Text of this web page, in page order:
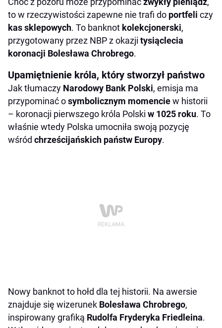
to w rzeczywistości zapewne nie trafi do portfeli czy
kas sklepowych. To banknot kolekcjonerski,
przygotowany przez NBP z okazji tysiąclecia
koronacji Bolesława Chrobrego.
Upamiętnienie króla, który stworzył państwo
Jak tłumaczy Narodowy Bank Polski, emisja ma
przypominać osymbolicznym momenciew historii
– koronacji pierwszego króla Polski w 1025 roku. To
właśnie wtedy Polska umocniła swoją pozycję
wśród chrześcijańskich państw Europy.
Nowy banknot to hołd dla tej historii. Na awersie
znajduje się wizerunek Bolesława Chrobrego,
inspirowany grafiką Rudolfa Fryderyka Friedleina.